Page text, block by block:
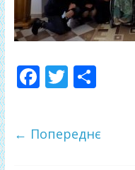
F
b
T
er
П
л
← Попереднє